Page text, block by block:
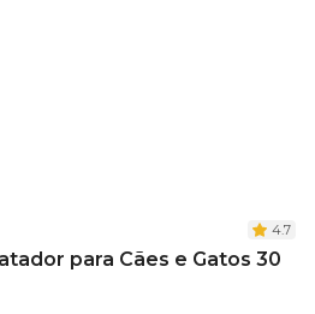
4.7
para Cães e Gatos 30